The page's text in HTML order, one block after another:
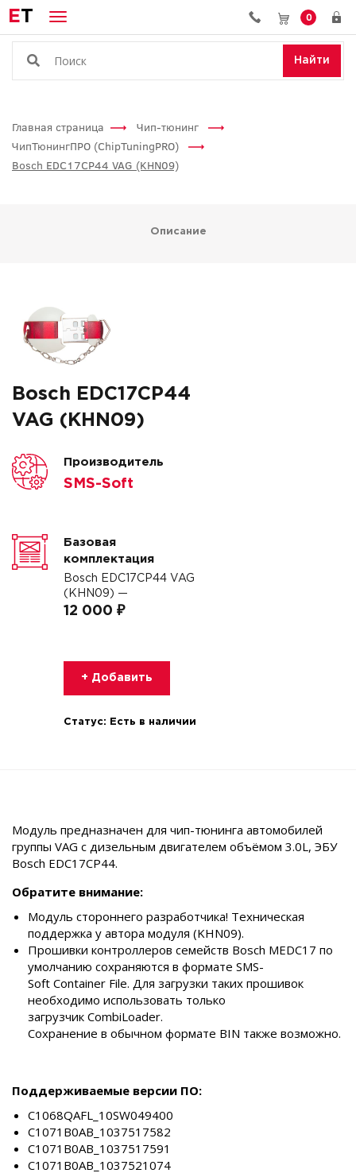
ET 0
Найти
Главная страница
Чип-тюнинг
ЧипТюнингПРО (ChipTuningPRO)
Bosch EDC17CP44 VAG (KHN09)
Описание
Bosch EDC17CP44
VAG (KHN09)
Производитель
SMS-Soft
Базовая
комплектация
Bosch EDC17CP44 VAG
(KHN09) —
12 000 ₽
+ Добавить
Статус: Есть в наличии
Модуль предназначен для чип-тюнинга автомобилей
группы VAG с дизельным двигателем объёмом 3.0L, ЭБУ
Bosch EDC17CP44.
Обратите внимание:
Модуль стороннего разработчика! Техническая
поддержка у автора модуля (KHN09).
Прошивки контроллеров семейств Bosch МEDC17 по
умолчанию сохраняются в формате SMS-
Soft Container File. Для загрузки таких прошивок
необходимо использовать только
загрузчик CombiLoader.
Сохранение в обычном формате BIN также возможно.
Поддерживаемые версии ПО:
C1068QAFL_10SW049400
C1071B0AB_1037517582
C1071B0AB_1037517591
C1071B0AB_1037521074